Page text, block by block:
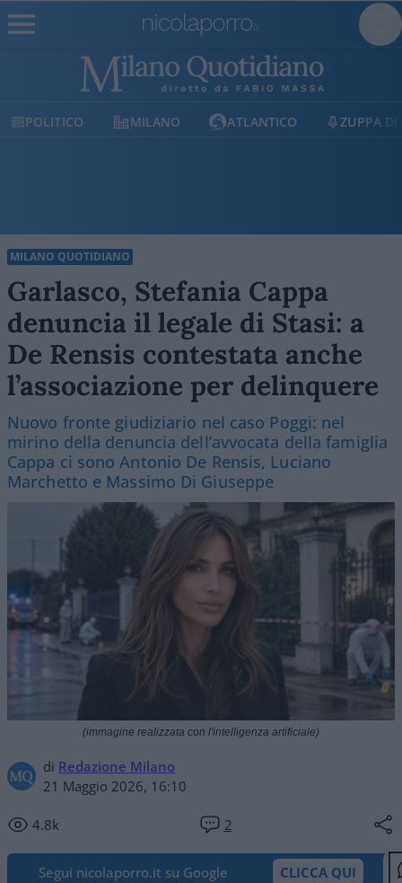
MILANO ATLANTICO ZUPPA DI PORRO
MILANO QUOTIDIANO
Garlasco, Stefania Cappa
denuncia il legale di Stasi: a
De Rensis contestata anche
l’associazione per delinquere
Nuovo fronte giudiziario nel caso Poggi: nel
mirino della denuncia dell’avvocata della famiglia
Cappa ci sono Antonio De Rensis, Luciano
Marchetto e Massimo Di Giuseppe
di Redazione Milano
21 Maggio 2026, 16:10
4.8k 2
(immagine realizzata con l'intelligenza artificiale)
Segui nicolaporro.it su Google CLICCA QUI